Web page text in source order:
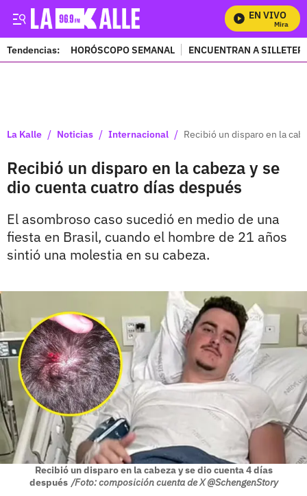
EN VIVO
Mira
Tendencias: HORÓSCOPO SEMANAL ENCUENTRAN A
La Kalle / Noticias / Internacional / Recibió un disparo en la
Recibió un disparo en la cabeza y se
dio cuenta cuatro días después
El asombroso caso sucedió en medio de una
fiesta en Brasil, cuando el hombre de 21 años
sintió una molestia en su cabeza.
Recibió un disparo en la cabeza y se dio cuenta 4 días
después /Foto: composición cuenta de X @SchengenStory